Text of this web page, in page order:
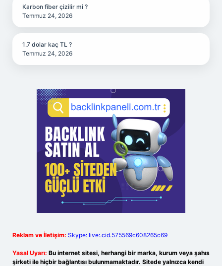
Karbon fiber çizilir mi ?
Temmuz 24, 2026
1.7 dolar kaç TL ?
Temmuz 24, 2026
Reklam ve İletişim: Skype: live:.cid.575569c608265c69
Yasal Uyarı: Bu internet sitesi, herhangi bir marka, kurum veya şahıs
şirketi ile hiçbir bağlantısı bulunmamaktadır. Sitede yalnızca kendi